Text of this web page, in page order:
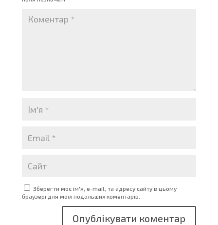
Зберегти моє ім'я, e-mail, та адресу сайту в цьому
браузері для моїх подальших коментарів.